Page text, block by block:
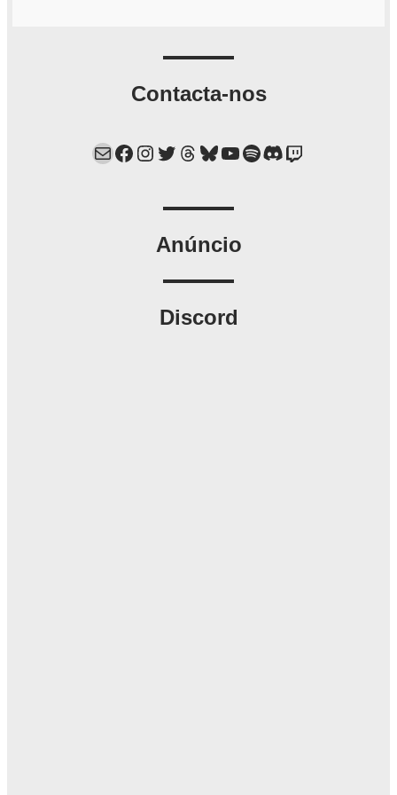
Contacta-nos
Mail Facebook Instagram Twitter Threads Bluesky YouTube Spotify Discord Twitch
Anúncio
Discord